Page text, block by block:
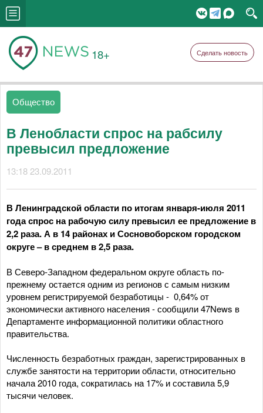
18+ Сделать новость
Общество
В Ленобласти спрос на рабсилу
превысил предложение
13:18 23.09.2011
В Ленинградской области по итогам января-июля 2011
года спрос на рабочую силу превысил ее предложение в
2,2 раза. А в 14 районах и Сосновоборском городском
округе – в среднем в 2,5 раза.
В Северо-Западном федеральном округе область по-
прежнему остается одним из регионов с самым низким
уровнем регистрируемой безработицы - 0,64% от
экономически активного населения - сообщили 47News в
Департаменте информационной политики областного
правительства.
Численность безработных граждан, зарегистрированных в
службе занятости на территории области, относительно
начала 2010 года, сократилась на 17% и составила 5,9
тысячи человек.